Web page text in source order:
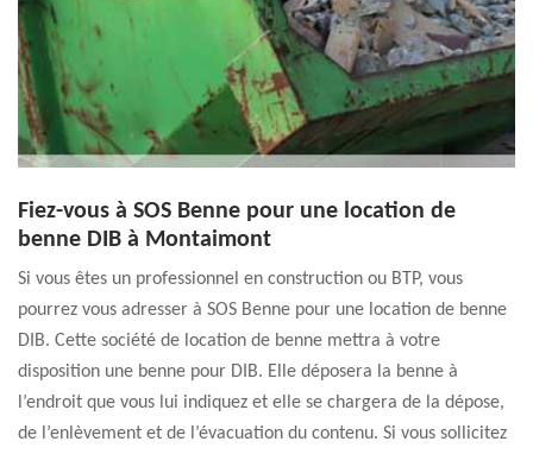
Fiez-vous à SOS Benne pour une location de
benne DIB à Montaimont
Si vous êtes un professionnel en construction ou BTP, vous
pourrez vous adresser à SOS Benne pour une location de benne
DIB. Cette société de location de benne mettra à votre
disposition une benne pour DIB. Elle déposera la benne à
l’endroit que vous lui indiquez et elle se chargera de la dépose,
de l’enlèvement et de l’évacuation du contenu. Si vous sollicitez